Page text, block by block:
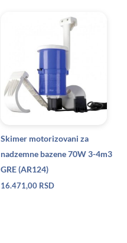
Skimer motorizovani za
nadzemne bazene 70W 3-4m3
GRE (AR124)
16.471,00 RSD